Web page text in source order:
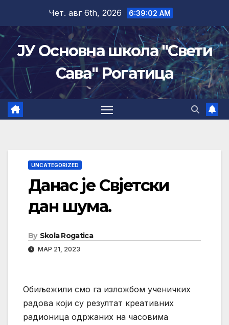
content
Чет. авг 6th, 2026 6:39:03 AM
ЈУ Основна школа "Свети
Сава" Рогатица
UNCATEGORIZED
Данас је Свјетски
дан шума.
By Skola Rogatica
МАР 21, 2023
Обиљежили смо га изложбом ученичких
радова који су резултат креативних
радионица одржаних на часовима